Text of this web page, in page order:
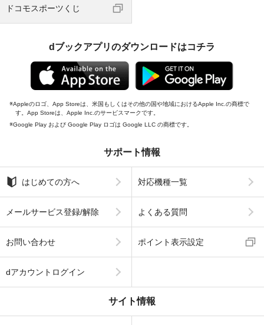
ドコモスポーツくじ
dブックアプリのダウンロードはコチラ
Appleのロゴ、App Storeは、米国もしくはその他の国や地域におけるApple Inc.の商標で
す。App Storeは、Apple Inc.のサービスマークです。
Google Play および Google Play ロゴは Google LLC の商標です。
サポート情報
はじめての方へ 対応機種一覧
メールサービス登録/解除 よくある質問
お問い合わせ ポイント表示設定
dアカウントログイン
サイト情報